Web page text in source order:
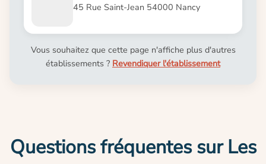
45 Rue Saint-Jean 54000 Nancy
Vous souhaitez que cette page n'affiche plus d'autres
établissements ? Revendiquer l'établissement
Questions fréquentes sur Les